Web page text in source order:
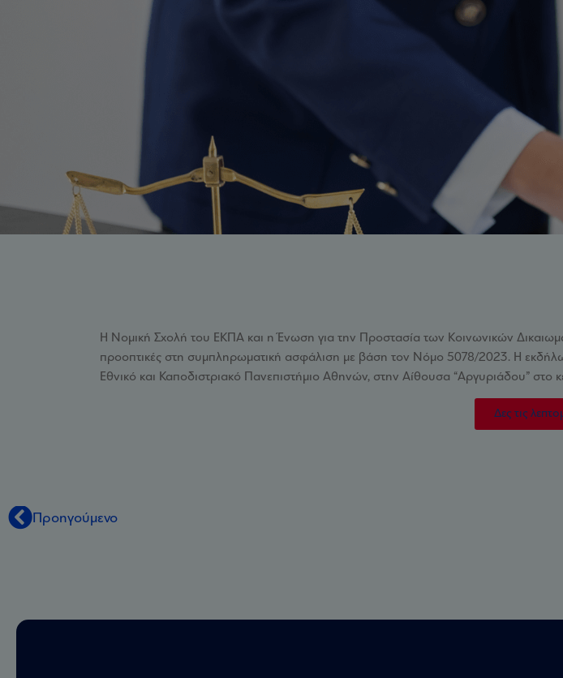
Η Νομική Σχολή του ΕΚΠΑ και η Ένωση για την Προστασία των Κοινωνικών
προοπτικές στη συμπληρωματική ασφάλιση με βάση τον Νόμο 5078/2023. Η
Εθνικό και Καποδιστριακό Πανεπιστήμιο Αθηνών, στην Αίθουσα “Αργυριάδου” στο
Δες τις
Προηγούμενο